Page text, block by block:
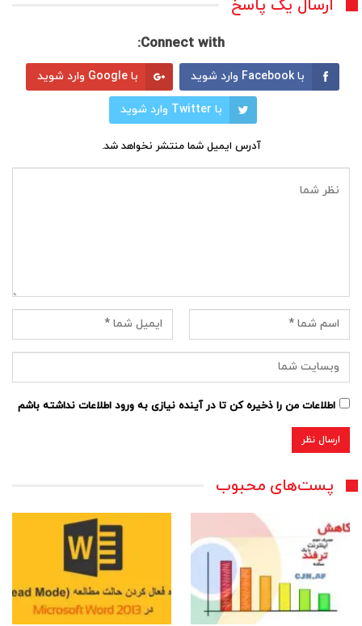
ارسال یک پاسخ
Connect with:
با Facebook وارد شوید با Google وارد شوید
با Twitter وارد شوید
آدرس ایمیل شما منتشر نخواهد شد.
اطلاعات من را ذخیره کن تا در آینده نیازی به ورود اطلاعات نداشته باشم
پست‌های محبوب